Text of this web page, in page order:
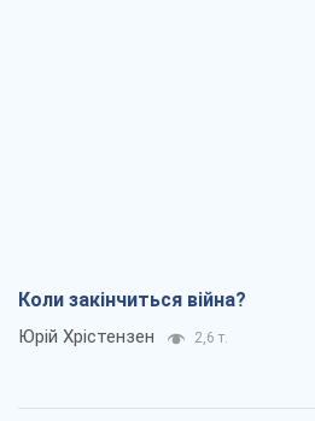
Коли закінчиться війна?
Юрій Хрістензен 2,6 т.